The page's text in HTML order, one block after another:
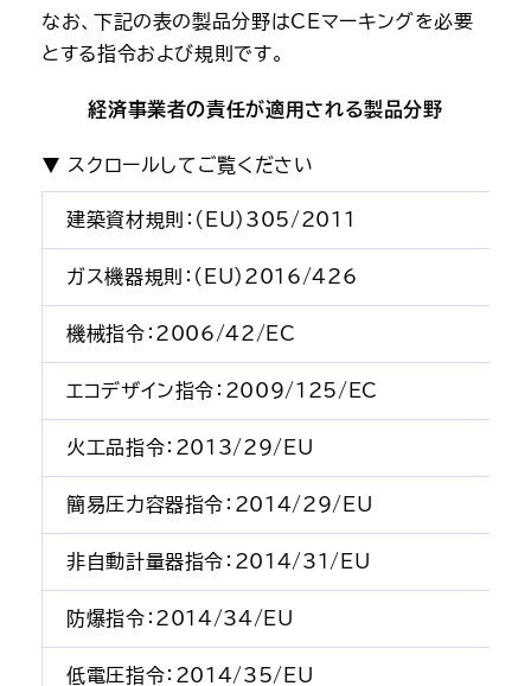
なお、下記の表の製品分野はCEマーキングを必要
とする指令および規則です。
経済事業者の責任が適用される製品分野
建築資材規則：(EU)305/2011
ガス機器規則：(EU)2016/426
機械指令：2006/42/EC
エコデザイン指令：2009/125/EC
火工品指令：2013/29/EU
簡易圧力容器指令：2014/29/EU
非自動計量器指令：2014/31/EU
防爆指令：2014/34/EU
低電圧指令：2014/35/EU